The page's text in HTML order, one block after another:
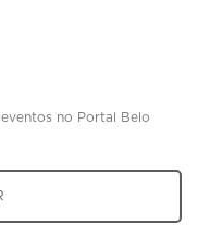
no Portal Belo